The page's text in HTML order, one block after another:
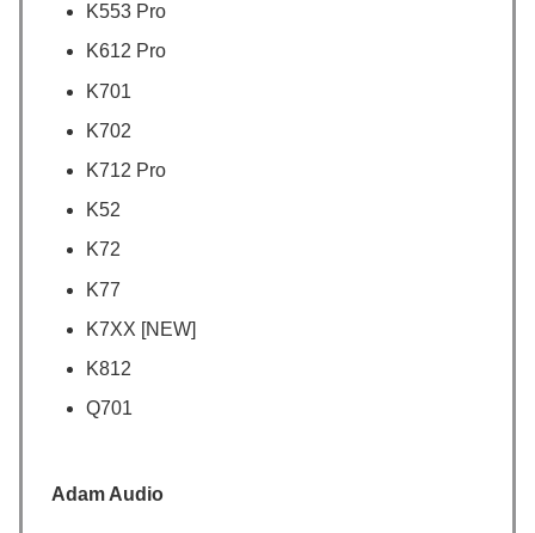
K553 Pro
K612 Pro
K701
K702
K712 Pro
K52
K72
K77
K7XX [NEW]
K812
Q701
Adam Audio